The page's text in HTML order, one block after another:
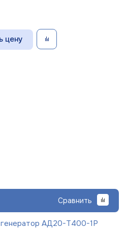
цену
Сравнить
АД20-Т400-1Р